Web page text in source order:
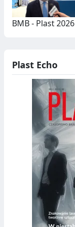
BMB - Plast 2026
Plast Echo